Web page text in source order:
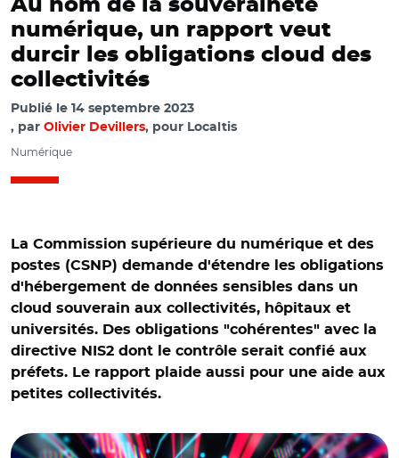
Au nom de la souveraineté
numérique, un rapport veut
durcir les obligations cloud des
collectivités
Publié le 14 septembre 2023
par Olivier Devillers, pour Localtis
Numérique
La Commission supérieure du numérique et des
postes (CSNP) demande d'étendre les obligations
d'hébergement de données sensibles dans un
cloud souverain aux collectivités, hôpitaux et
universités. Des obligations "cohérentes" avec la
directive NIS2 dont le contrôle serait confié aux
préfets. Le rapport plaide aussi pour une aide aux
petites collectivités.